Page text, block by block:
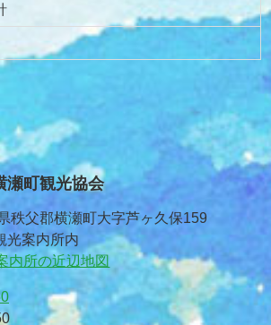
町観光協会
父郡横瀬町大字芦ヶ久保159
光案内所内
内所の近辺地図